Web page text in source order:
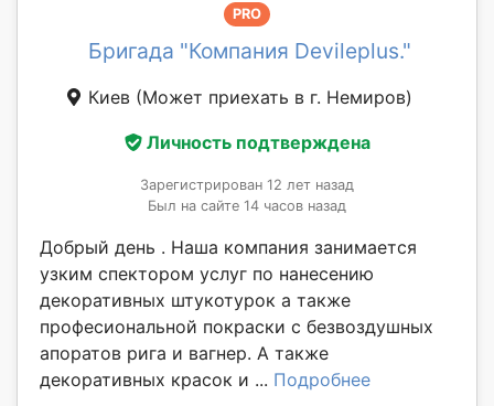
PRO
Бригада "Компания Devileplus."
Киев (Может приехать в г. Немиров)
Личность подтверждена
Зарегистрирован 12 лет назад
Был на сайте 14 часов назад
Добрый день . Наша компания занимается
узким спектором услуг по нанесению
декоративных штукотурок а также
професиональной покраски с безвоздушных
апоратов рига и вагнер. А также
декоративных красок и ... Подробнее